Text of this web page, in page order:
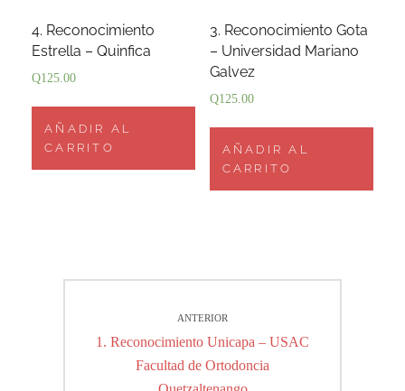
4. Reconocimiento
Estrella – Quinfica
Q125.00
AÑADIR AL
CARRITO
3. Reconocimiento Gota
– Universidad Mariano
Galvez
Q125.00
AÑADIR AL
CARRITO
entradas
ANTERIOR
Entrada
anterior:
1. Reconocimiento Unicapa – USAC
Facultad de Ortodoncia